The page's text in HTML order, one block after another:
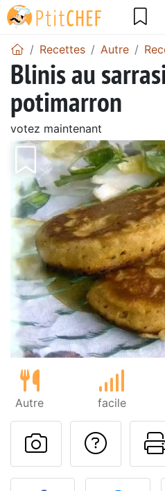
Recettes Autre
Blinis au
potimarron
votez maintenant
Autre facile
Publier